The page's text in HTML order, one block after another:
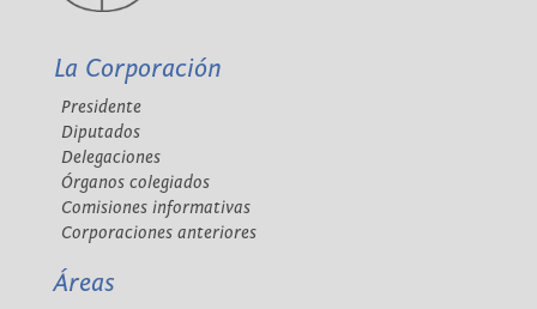
La Corporación
Presidente
Diputados
Delegaciones
Órganos colegiados
Comisiones informativas
Corporaciones anteriores
Áreas